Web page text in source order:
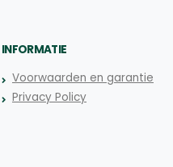
INFORMATIE
Voorwaarden en garantie
Privacy Policy